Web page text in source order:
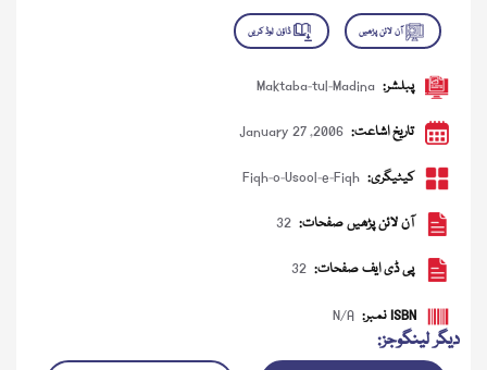
پبلشر: Maktaba-tul-Madina
تاریخ اشاعت: January 27 ,2006
کیٹیگری: Fiqh-o-Usool-e-Fiqh
آن لائن پڑھیں صفحات: 32
پی ڈی ایف صفحات: 32
ISBN نمبر: N/A
دیگر لینگوجز: